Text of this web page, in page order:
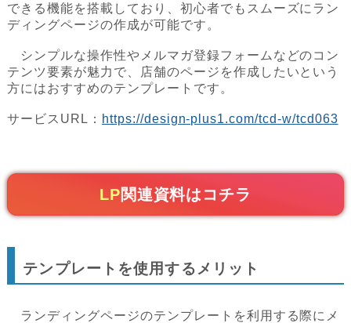
できる機能を搭載しており、初心者でもスムーズにラン
ディングページの作成が可能です。
シンプルな操作性やメルマガ登録フォームなどのコン
テンツ要素が魅力で、店舗のページを作成したいという
方にはおすすめのテンプレートです。
サービスURL： https://design-plus1.com/tcd-w/tcd063
LP関連資料はコチラ
テンプレートを使用するメリット
ランディングページのテンプレートを利用する際にメ